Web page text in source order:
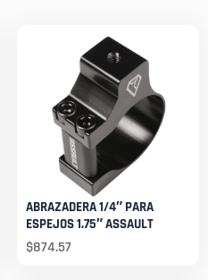
ABRAZADERA 1/4″ PARA
ESPEJOS 1.75″ ASSAULT
$874.57